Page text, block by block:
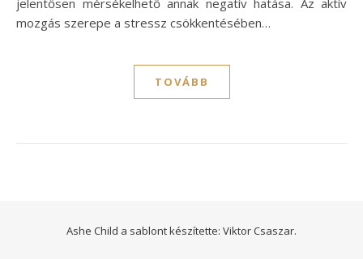
mozgás szerepe a stressz csökkentésében…
TOVÁBB
Ashe Child a sablont készítette: Viktor Csaszar.